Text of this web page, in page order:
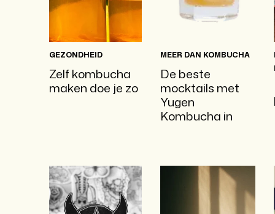
GEZONDHEID
Zelf kombucha
maken doe je zo
MEER DAN KOMBUCHA
De beste
mocktails met
Yugen
Kombucha in